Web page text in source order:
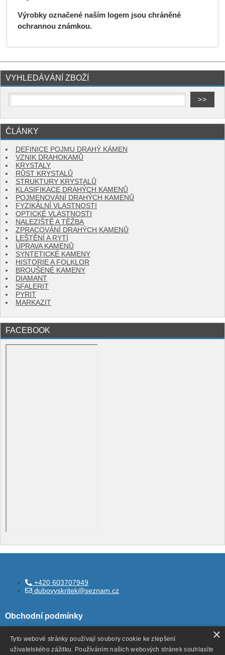
Výrobky označené naším logem jsou chráněné
ochrannou známkou.
VYHLEDÁVÁNÍ ZBOŽÍ
ČLÁNKY
DEFINICE POJMU DRAHÝ KÁMEN
VZNIK DRAHOKAMŮ
KRYSTALY
RŮST KRYSTALŮ
STRUKTURY KRYSTALŮ
KLASIFIKACE DRAHÝCH KAMENŮ
POJMENOVÁNÍ DRAHÝCH KAMENŮ
FYZIKÁLNÍ VLASTNOSTI
OPTICKÉ VLASTNOSTI
NALEZIŠTĚ A TĚŽBA
ZPRACOVÁNÍ DRAHÝCH KAMENŮ
LEŠTĚNÍ A RYTÍ
ÚPRAVA KAMENŮ
SYNTETICKÉ KAMENY
HISTORIE A FOLKLOR
BROUŠENÉ KAMENY
DIAMANT
SFALERIT
PYRIT
MARKAZIT
FACEBOOK
+420 603707949
dubovyskritek@seznam.cz
Obchodní podmínky
Všeobecné obchodní podmínky
×
Tyto webové stránky používají soubory cookie ke zlepšení
uživatelského zážitku. Používáním našich webových stránek souhlasíte